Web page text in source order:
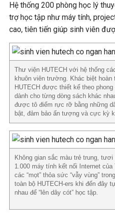
Hệ thống 200 phòng học lý
trợ học tập như máy tính,
cao, tiên tiến giúp sinh viên
Thư viện HUTECH với hệ thống
khuôn viên trường. Khác biệt
HUTECH được thiết kế theo
dành cho từng dòng sách khác
được tô điểm rực rỡ bằng những
bật, đảm bảo ấn tượng và cực kỳ
Không gian sắc màu trẻ trung,
1.000 máy tính kết nối Internet
các “mọt” thỏa sức “vẫy vùng”
toàn bộ HUTECH-ers khi đến đây
nhau để “lên dây cót” học tập.